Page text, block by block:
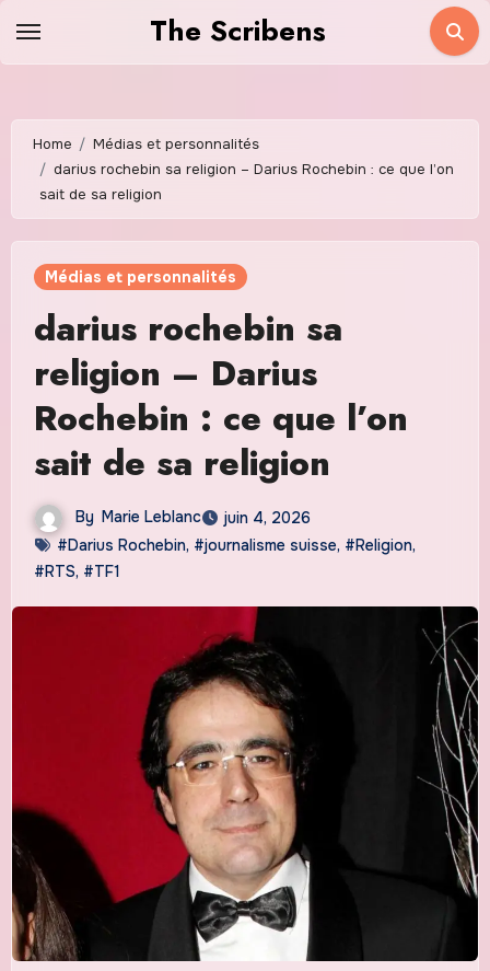
The Scribens
Home
Médias et personnalités
darius rochebin sa religion – Darius Rochebin : ce que l’on
sait de sa religion
Médias et personnalités
darius rochebin sa
religion – Darius
Rochebin : ce que l’on
sait de sa religion
By Marie Leblanc
juin 4, 2026
#Darius Rochebin, #journalisme suisse, #Religion,
#RTS, #TF1